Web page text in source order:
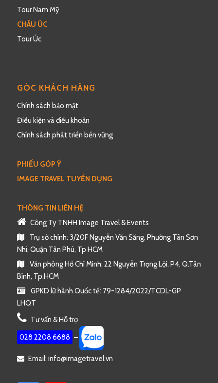
Tour Nam Mỹ
CHÂU ÚC
Tour Úc
GÓC KHÁCH HÀNG
Chính sách bảo mật
Điều kiện và điều khoản
Chính sách phát triển bền vững
PHIẾU GÓP Ý
IMAGE TRAVEL TUYỂN DỤNG
THÔNG TIN LIÊN HỆ
Công Ty TNHH Image Travel & Events
Trụ sở chính: 3/20F Nguyễn Văn Săng, Phường Tân Sơn
Nhì, Quận Tân Phú, Tp HCM
Văn phòng Hồ Chí Minh: 22 Nguyễn Trọng Lội, P4, Q.Tân
Bình, Tp.HCM
GPKD lữ hành Quốc tế: 79-1284/2022/TCDL-GP
LHQT
Tư vấn & Hỗ trợ
028 2208 6688 –
Email: info@imagetravel.vn